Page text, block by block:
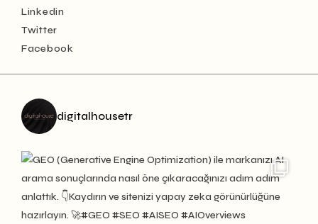
Linkedin
Twitter
Facebook
digitalhousetr